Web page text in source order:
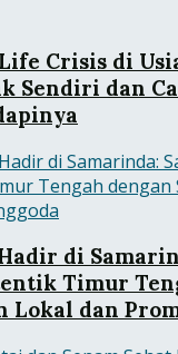
Crisis di
Sendiri dan
Hadir di
Timur
Lokal dan